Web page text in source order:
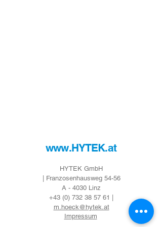
www.HYTEK.at
HYTEK GmbH
Franzosenhausweg 54-56
A - 4030 Linz
+43 (0) 732 38 57 61
m.hoeck@hytek.at
Impressum